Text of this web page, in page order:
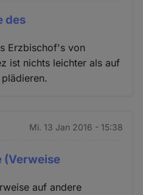
des
Erzbischof's von
ist nichts leichter als auf
Mi. 13 Jan 2016 - 15:38
(Verweise
auf andere